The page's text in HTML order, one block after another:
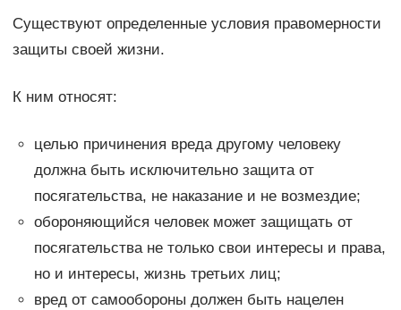
Существуют определенные условия правомерности
защиты своей жизни.
К ним относят:
целью причинения вреда другому человеку
должна быть исключительно защита от
посягательства, не наказание и не возмездие;
обороняющийся человек может защищать от
посягательства не только свои интересы и права,
но и интересы, жизнь третьих лиц;
вред от самообороны должен быть нацелен